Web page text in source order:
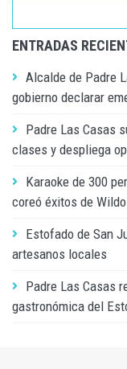
ENTRADAS
Alcalde de Padre
gobierno declarar
Padre Las Casas
clases y despliega
Karaoke de 300
coreó éxitos de
Estofado de San
artesanos locales
Padre Las Casas
gastronómica del